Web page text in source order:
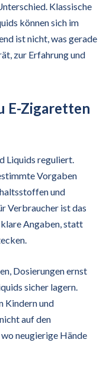
Klassische
können sich im
ist nicht, was gerade
zur Erfahrung und
E-Zigaretten
Liquids reguliert.
Vorgaben
und
Verbraucher ist das
Angaben, statt
Dosierungen ernst
sicher lagern.
Kindern und
auf den
neugierige Hände